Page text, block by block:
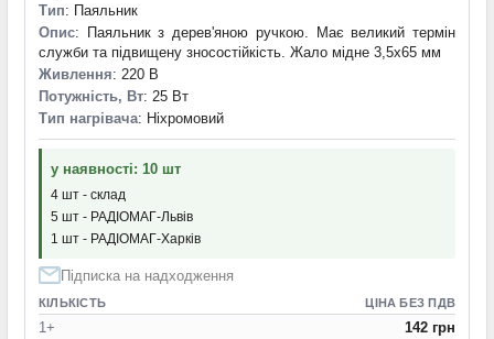
Тип: Паяльник
Опис: Паяльник з дерев'яною ручкою. Має великий термін
служби та підвищену зносостійкість. Жало мідне 3,5x65 мм
Живлення: 220 В
Потужність, Вт: 25 Вт
Тип нагрівача: Ніхромовий
у наявності: 10 шт
4 шт - склад
5 шт - РАДІОМАГ-Львів
1 шт - РАДІОМАГ-Харків
Підписка на надходження
КІЛЬКІСТЬ ЦІНА БЕЗ ПДВ
1+ 142 грн